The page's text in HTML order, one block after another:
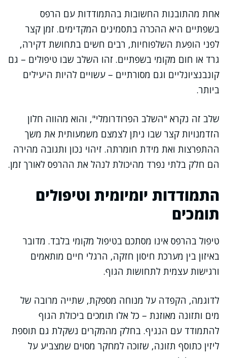
אחת מהתובנות החשובות בהתמודדות עם הרפס
בשפתיים היא ההכרה בתסמינים המקדימים. זמן קצר
לפני הופעת השלפוחיות, רבים חשים בתחושת דקירה,
גרד או חום מקומי בשפתיים. זהו השלב שבו טיפולים – גם
קונבנציונליים וגם מסורתיים – עשויים להיות היעילים
ביותר.
שלב זה נקרא "השלב הפרודרומלי", והוא מהווה חלון
הזדמנויות קצר שבו ניתן לצמצם משמעותית את משך
ההתפרצות ואת מידת חומרתה. זיהוי נכון ותגובה מהירה
הם חלק בלתי נפרד מהיכולת לנהל את ההרפס לאורך זמן.
התמודדות יומיומית וטיפולים
תומכים
טיפול בהרפס אינו מסתכם בטיפול מקומי בלבד. מדובר
באיזון בין מערכת חיסון חזקה, הרגלי חיים מותאמים
ורגישות עצמית לתחושות הגוף.
לדוגמה, הקפדה על מנוחה מספקת, שתייה מרובה של
מים ותזונה מאוזנת – כל אלו תומכים ביכולת הגוף
להתמודד עם הנגיף. בחלק מהמקרים נשקלת גם תוספת
ליזין כתוסף תזונה, שזוכה למחקר מסוים שמצביע על